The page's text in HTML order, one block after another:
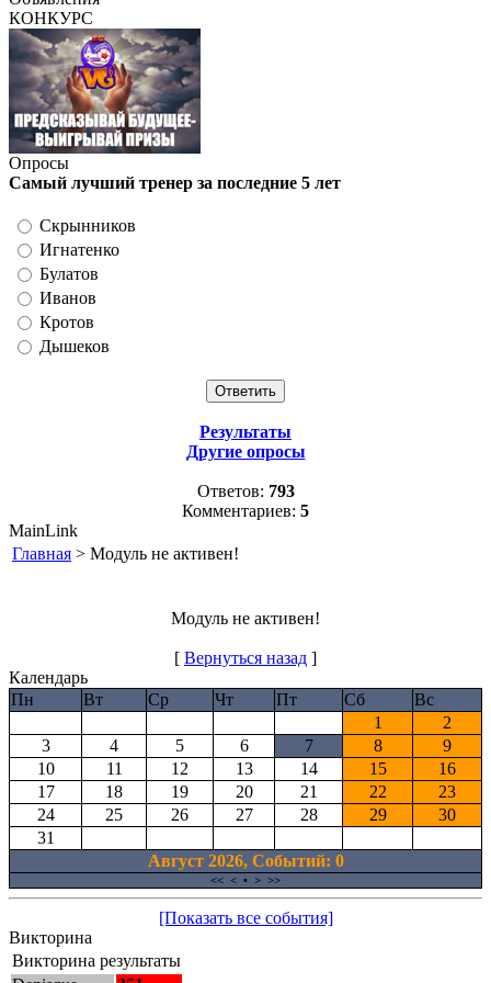
КОНКУРС
Опросы
Самый лучший тренер за последние 5 лет
Скрынников
Игнатенко
Булатов
Иванов
Кротов
Дышеков
Результаты
Другие опросы
Ответов: 793
Комментариев: 5
MainLink
Главная > Модуль не активен!
Модуль не активен!
[ Вернуться назад ]
Календарь
Пн
Вт Ср Чт Пт Сб
Вс
1
2
3
4 5 6 7 8
9
10
11 12 13 14 15
16
17
18 19 20 21 22
23
24
25 26 27 28 29
30
31
Август 2026, Cобытий: 0
<< < • > >>
[Показать все события]
Викторина
Викторина результаты